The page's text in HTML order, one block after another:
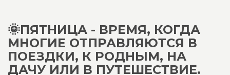
🌞ПЯТНИЦА - ВРЕМЯ, КОГДА
МНОГИЕ ОТПРАВЛЯЮТСЯ В
ПОЕЗДКИ, К РОДНЫМ, НА
ДАЧУ ИЛИ В ПУТЕШЕСТВИЕ.